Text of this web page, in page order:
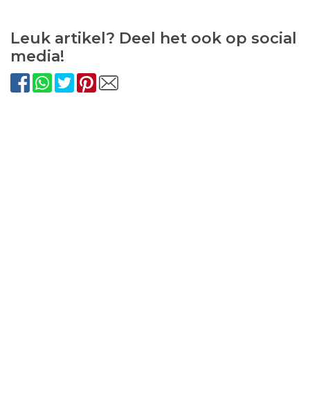
Leuk artikel? Deel het ook op social
media!